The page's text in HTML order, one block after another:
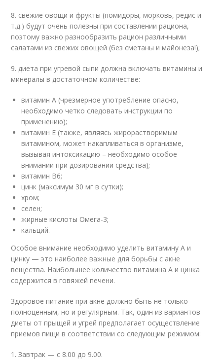
8. свежие овощи и фрукты (помидоры, морковь, редис и
т.д.) будут очень полезны при составлении рациона,
поэтому важно разнообразить рацион различными
салатами из свежих овощей (без сметаны и майонеза!);
9. диета при угревой сыпи должна включать витамины и
минералы в достаточном количестве:
витамин А (чрезмерное употребление опасно,
необходимо четко следовать инструкции по
применению);
витамин Е (также, являясь жирорастворимым
витамином, может накапливаться в организме,
вызывая интоксикацию – необходимо особое
внимании при дозировании средства);
витамин В6;
цинк (максимум 30 мг в сутки);
хром;
селен;
жирные кислоты Омега-3;
кальций.
Особое внимание необходимо уделить витамину А и
цинку — это наиболее важные для борьбы с акне
вещества. Наибольшее количество витамина А и цинка
содержится в говяжей печени.
Здоровое питание при акне должно быть не только
полноценным, но и регулярным. Так, один из вариантов
диеты от прыщей и угрей предполагает осуществление
приемов пищи в соответствии со следующим режимом:
1. Завтрак — с 8.00 до 9.00.